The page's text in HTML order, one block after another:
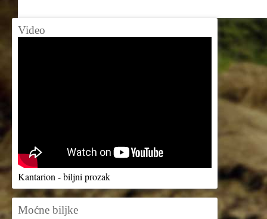
Video
Kantarion - biljni prozak
Moćne biljke